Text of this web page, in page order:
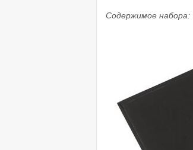
Содержимое набора: